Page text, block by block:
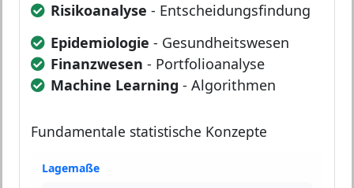
Risikoanalyse - Entscheidungsfindung
Epidemiologie - Gesundheitswesen
Finanzwesen - Portfolioanalyse
Machine Learning - Algorithmen
Fundamentale statistische Konzepte
Lagemaße